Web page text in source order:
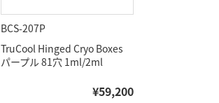
BCS-207P
TruCool Hinged Cryo Boxes
パープル 81穴 1ml/2ml
¥59,200